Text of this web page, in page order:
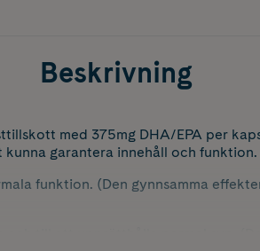
Beskrivning
med 375mg DHA/EPA per
garantera innehåll och funktion.
funktion. (Den gynnsamma